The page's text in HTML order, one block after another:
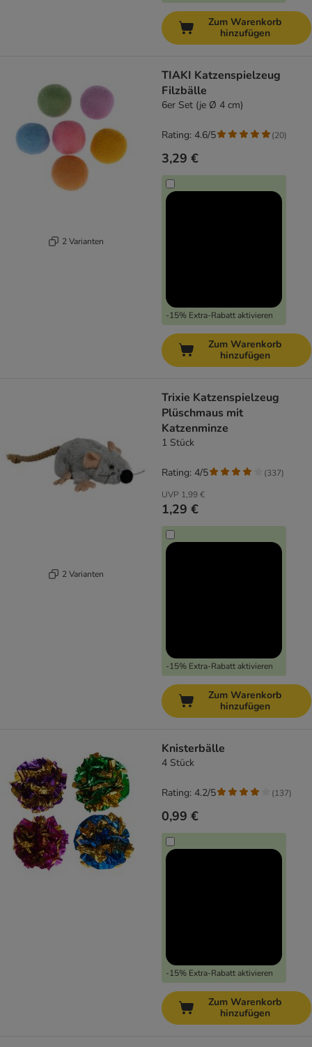
Zum Warenkorb
hinzufügen
2 Varianten
TIAKI Katzenspielzeug
Filzbälle
6er Set (je Ø 4 cm)
3,29 €
-15% Extra-Rabatt aktivieren
Rating: 4.6/5 (20)
Zum Warenkorb
hinzufügen
2 Varianten
Trixie Katzenspielzeug
Plüschmaus mit
Katzenminze
1 Stück
UVP 1,99 €
1,29 €
-15% Extra-Rabatt aktivieren
Rating: 4/5 (337)
Zum Warenkorb
hinzufügen
Knisterbälle
4 Stück
0,99 €
-15% Extra-Rabatt aktivieren
Rating: 4.2/5 (137)
Zum Warenkorb
hinzufügen